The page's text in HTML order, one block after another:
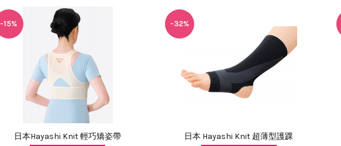
-15%
日本Hayashi Knit 輕巧矯姿帶
-32%
日本 Hayashi Knit 超薄型護踝